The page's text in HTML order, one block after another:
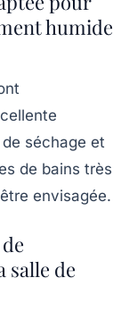
humide
séchage et
de bains très
envisagée.
salle de